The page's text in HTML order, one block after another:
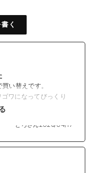
く
い替えです。
ワになってびっくり
同じ時間感覚で乾かし
てしまったみたいな
とろさん2026/04/17